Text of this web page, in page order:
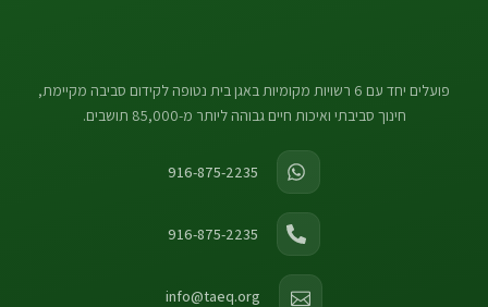
פועלים יחד עם 6 רשויות מקומיות באגן בית נטופה לקידום סביבה מקיימת,
חינוך סביבתי ואיכות חיים גבוהה ליותר מ-85,000 תושבים.
916-875-2235
916-875-2235
info@taeq.org